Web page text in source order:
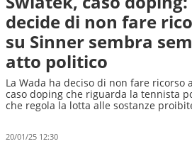
decide di non fare
su Sinner sembra
atto politico
La Wada ha deciso di non fare ricorso
caso doping che riguarda la tennista
che regola la lotta alle sostanze
20/01/25 12:30